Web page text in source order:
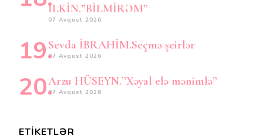
İLKİN.”BİLMİRƏM”
07 Avqust 2026
Sevda İBRAHİM.Seçmə şeirlər
07 Avqust 2026
Arzu HÜSEYN.”Xəyal elə mənimlə”
07 Avqust 2026
ETIKETLƏR